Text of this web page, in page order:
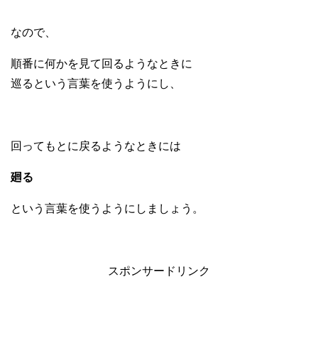
なので、
順番に何かを見て回るようなときに
巡るという言葉を使うようにし、
回ってもとに戻るようなときには
廻る
という言葉を使うようにしましょう。
スポンサードリンク